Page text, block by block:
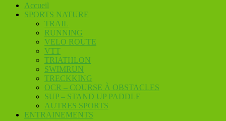
Accueil
SPORTS NATURE
TRAIL
RUNNING
VELO ROUTE
VTT
TRIATHLON
SWIMRUN
TRECKKING
OCR – COURSE À OBSTACLES
SUP – STAND UP PADDLE
AUTRES SPORTS
ENTRAINEMENTS